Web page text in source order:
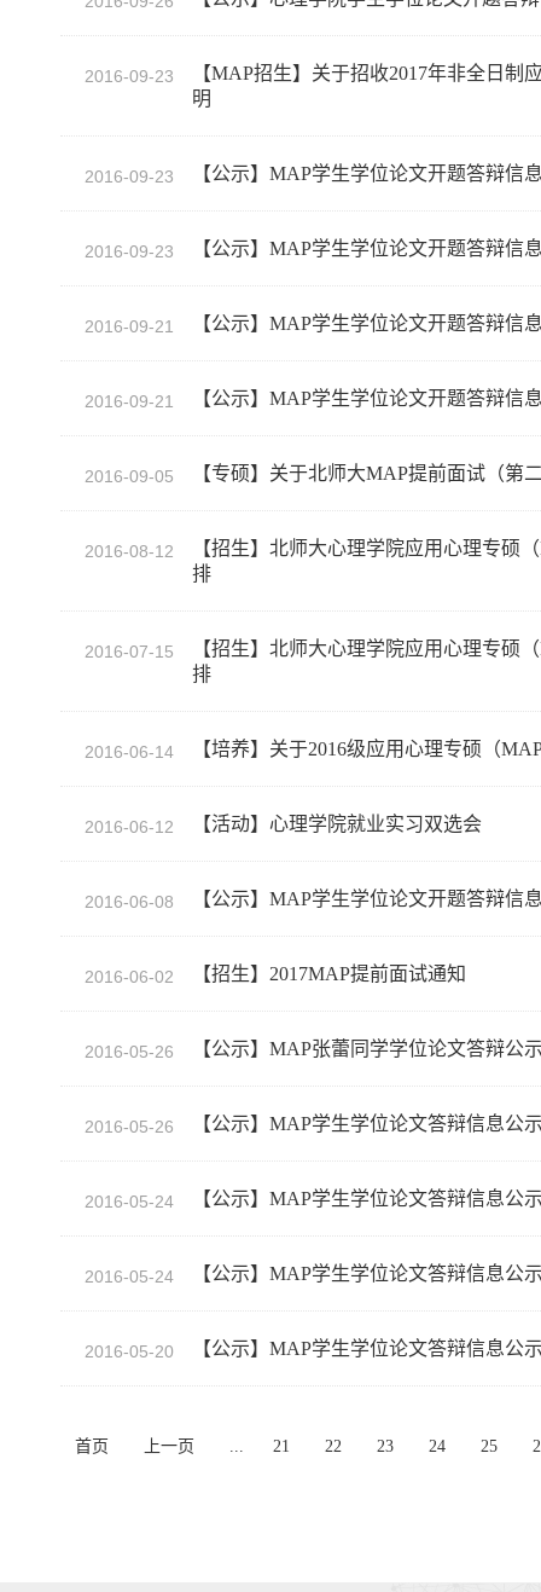
2016-09-23
【MAP招生】关于招收2017年非全日
明
2016-09-23 【公示】MAP学生学位论文开题答辩信
2016-09-23 【公示】MAP学生学位论文开题答辩信
2016-09-21 【公示】MAP学生学位论文开题答辩信
2016-09-21 【公示】MAP学生学位论文开题答辩信
2016-09-05 【专硕】关于北师大MAP提前面试（第
2016-08-12
【招生】北师大心理学院应用心理专硕
排
2016-07-15
【招生】北师大心理学院应用心理专硕
排
2016-06-14 【培养】关于2016级应用心理专硕（
2016-06-12 【活动】心理学院就业实习双选会
2016-06-08 【公示】MAP学生学位论文开题答辩信
2016-06-02 【招生】2017MAP提前面试通知
2016-05-26 【公示】MAP张蕾同学学位论文答辩公
2016-05-26 【公示】MAP学生学位论文答辩信息公
2016-05-24 【公示】MAP学生学位论文答辩信息公
2016-05-24 【公示】MAP学生学位论文答辩信息公
2016-05-20 【公示】MAP学生学位论文答辩信息公
首页 上一页 ... 21 22 23 24 25